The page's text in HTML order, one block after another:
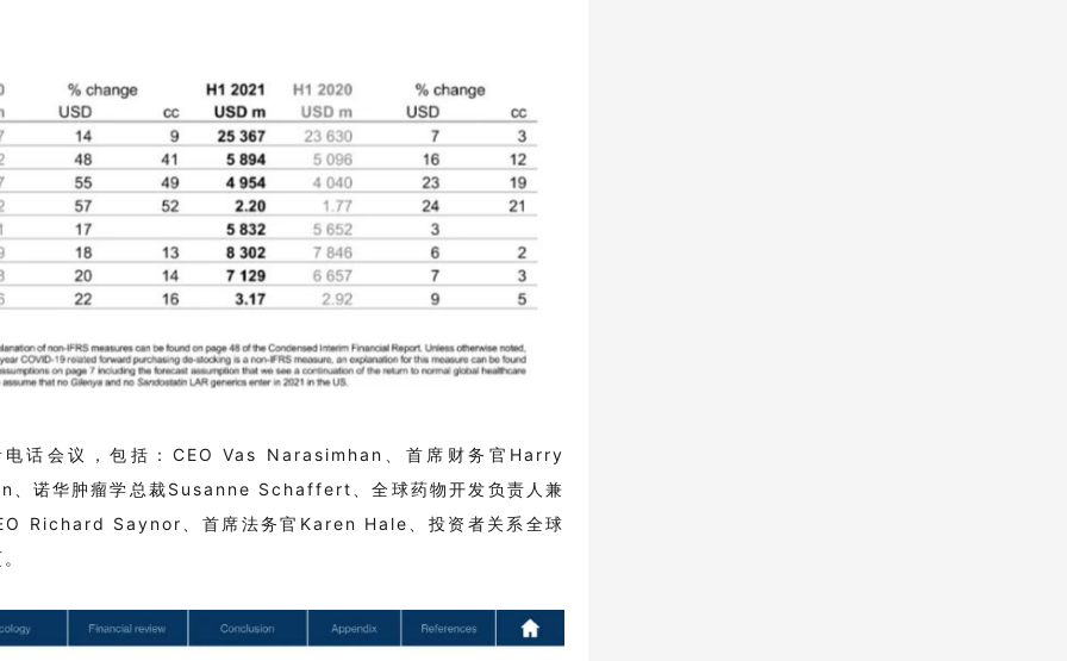
话会议，包括：CEO Vas Narasimhan、首席财务官Harry
诺华肿瘤学总裁Susanne Schaffert、全球药物开发负责人兼
Richard Saynor、首席法务官Karen Hale、投资者关系全球